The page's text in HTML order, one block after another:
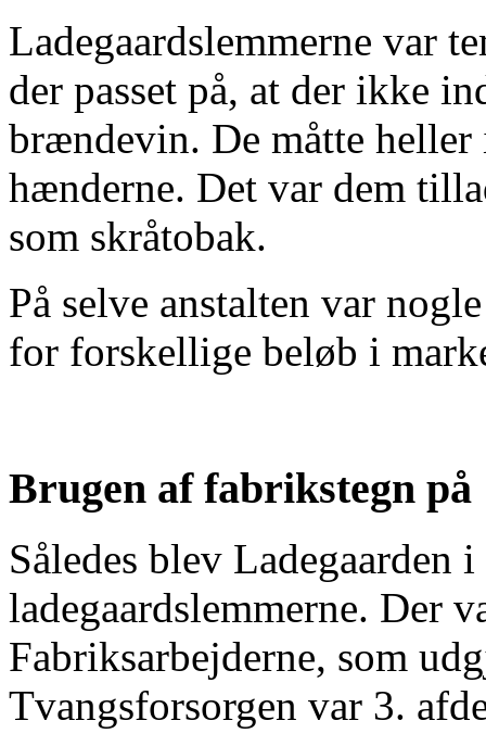
Ladegaardslemmerne var
der passet på, at der ikke
brændevin. De måtte heller
hænderne. Det var dem
som skråtobak.
På selve anstalten var
for forskellige beløb i
Brugen af fabrikstegn
Således blev Ladegaarden
ladegaardslemmerne. Der
Fabriksarbejderne, som
Tvangsforsorgen var 3.